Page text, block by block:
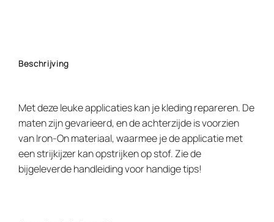
Beschrijving
Met deze leuke applicaties kan je kleding repareren. De
maten zijn gevarieerd, en de achterzijde is voorzien
van Iron-On materiaal, waarmee je de applicatie met
een strijkijzer kan opstrijken op stof. Zie de
bijgeleverde handleiding voor handige tips!